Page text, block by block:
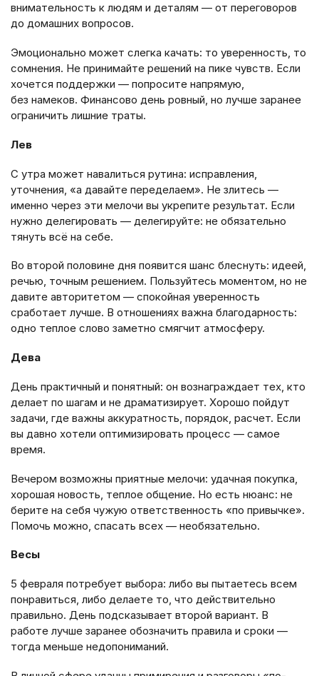
внимательность к людям и деталям — от переговоров
до домашних вопросов.
Эмоционально может слегка качать: то уверенность, то
сомнения. Не принимайте решений на пике чувств. Если
хочется поддержки — попросите напрямую,
без намеков. Финансово день ровный, но лучше заранее
ограничить лишние траты.
Лев
С утра может навалиться рутина: исправления,
уточнения, «а давайте переделаем». Не злитесь —
именно через эти мелочи вы укрепите результат. Если
нужно делегировать — делегируйте: не обязательно
тянуть всё на себе.
Во второй половине дня появится шанс блеснуть: идеей,
речью, точным решением. Пользуйтесь моментом, но не
давите авторитетом — спокойная уверенность
сработает лучше. В отношениях важна благодарность:
одно теплое слово заметно смягчит атмосферу.
Дева
День практичный и понятный: он вознаграждает тех, кто
делает по шагам и не драматизирует. Хорошо пойдут
задачи, где важны аккуратность, порядок, расчет. Если
вы давно хотели оптимизировать процесс — самое
время.
Вечером возможны приятные мелочи: удачная покупка,
хорошая новость, теплое общение. Но есть нюанс: не
берите на себя чужую ответственность «по привычке».
Помочь можно, спасать всех — необязательно.
Весы
5 февраля потребует выбора: либо вы пытаетесь всем
понравиться, либо делаете то, что действительно
правильно. День подсказывает второй вариант. В
работе лучше заранее обозначить правила и сроки —
тогда меньше недопониманий.